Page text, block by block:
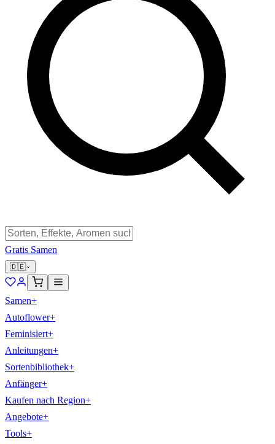
Gratis Samen
🇩🇪
Samen+
Autoflower+
Feminisiert+
Anleitungen+
Sortenbibliothek+
Anfänger+
Kaufen nach Region+
Angebote+
Tools+